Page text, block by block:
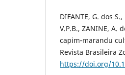
DIFANTE, G. dos
V.P.B., ZANINE, A.
capim‑marandu
Revista Brasileira
https://doi.org/